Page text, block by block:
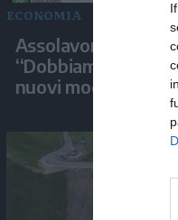
ECONOMIA
Assolavoro
“Dobbiamo
nuovi modelli”